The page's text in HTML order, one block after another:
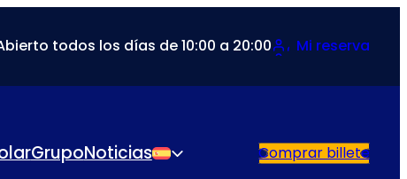
todos los días de 10:00 a 20:00 Mi reserva
GrupoNoticias Español Comprar billete